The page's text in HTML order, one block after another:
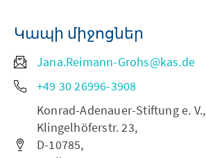
Կապի միջոցներ
Jana.Reimann-Grohs@kas.de
+49 30 26996-3908
Konrad-Adenauer-Stiftung e. V.,
Klingelhöferstr. 23,
D-10785,